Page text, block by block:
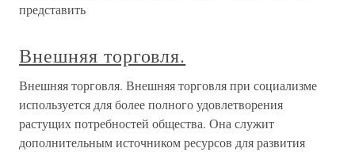
представить
Внешняя торговля.
Внешняя торговля. Внешняя торговля при социализме
используется для более полного удовлетворения
растущих потребностей общества. Она служит
дополнительным источником ресурсов для развития